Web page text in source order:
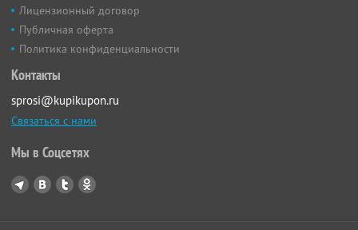
Лицензионный договор
Публичная оферта
Политика конфиденциальности
Контакты
sprosi@kupikupon.ru
Связаться с нами
Мы в Соцсетях